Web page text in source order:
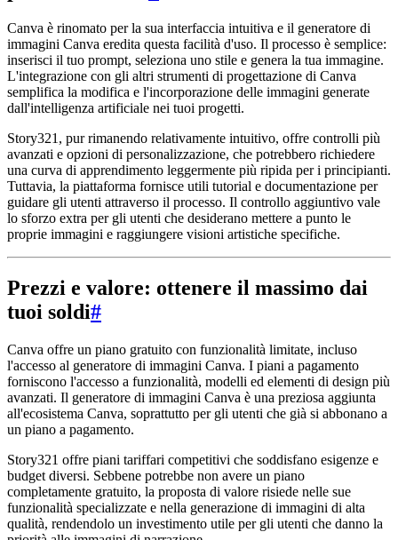
Canva è rinomato per la sua interfaccia intuitiva e il generatore di
immagini Canva eredita questa facilità d'uso. Il processo è semplice:
inserisci il tuo prompt, seleziona uno stile e genera la tua immagine.
L'integrazione con gli altri strumenti di progettazione di Canva
semplifica la modifica e l'incorporazione delle immagini generate
dall'intelligenza artificiale nei tuoi progetti.
Story321, pur rimanendo relativamente intuitivo, offre controlli più
avanzati e opzioni di personalizzazione, che potrebbero richiedere
una curva di apprendimento leggermente più ripida per i principianti.
Tuttavia, la piattaforma fornisce utili tutorial e documentazione per
guidare gli utenti attraverso il processo. Il controllo aggiuntivo vale
lo sforzo extra per gli utenti che desiderano mettere a punto le
proprie immagini e raggiungere visioni artistiche specifiche.
Prezzi e valore: ottenere il massimo dai
tuoi soldi#
Canva offre un piano gratuito con funzionalità limitate, incluso
l'accesso al generatore di immagini Canva. I piani a pagamento
forniscono l'accesso a funzionalità, modelli ed elementi di design più
avanzati. Il generatore di immagini Canva è una preziosa aggiunta
all'ecosistema Canva, soprattutto per gli utenti che già si abbonano a
un piano a pagamento.
Story321 offre piani tariffari competitivi che soddisfano esigenze e
budget diversi. Sebbene potrebbe non avere un piano
completamente gratuito, la proposta di valore risiede nelle sue
funzionalità specializzate e nella generazione di immagini di alta
qualità, rendendolo un investimento utile per gli utenti che danno la